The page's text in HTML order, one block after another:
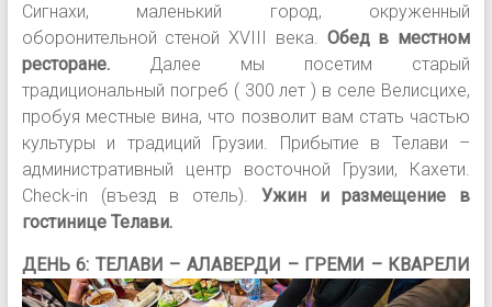
Сигнахи, маленький город, окруженный
оборонительной стеной XVIII века. Обед в местном
ресторане.Далее мы посетим старый
традициональный погреб ( 300 лет ) в селе Велисцихе,
пробуя местные вина, что позволит вам стать частью
культуры и традиций Грузии. Прибытие в Телави –
административный центр восточной Грузии, Кахети.
Check-in (въезд в отель). Ужин и размещение в
гостинице Телави.
ДЕНЬ 6: ТЕЛАВИ – АЛАВЕРДИ – ГРЕМИ – КВАРЕЛИ